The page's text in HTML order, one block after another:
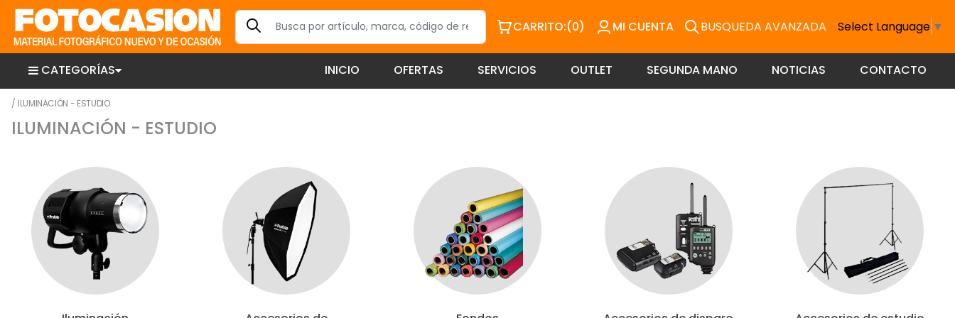
CARRITO:(0) MI CUENTA BUSQUEDA AVANZADA Select Language ▼
CATEGORÍAS INICIO OFERTAS SERVICIOS OUTLET SEGUNDA MANO NOTICIAS CONTACTO
/ ILUMINACIÓN - ESTUDIO
ILUMINACIÓN - ESTUDIO